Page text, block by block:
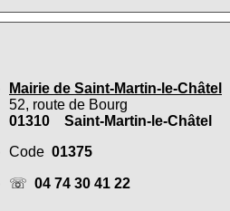
Mairie de Saint-Martin-le-Châtel
52, route de Bourg
01310 Saint-Martin-le-Châtel
Code 01375
☏ 04 74 30 41 22